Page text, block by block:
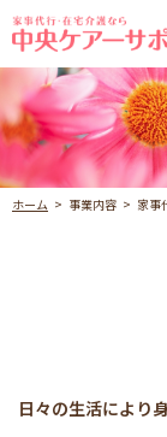
ホーム 事業内容 家事
日々の生活により